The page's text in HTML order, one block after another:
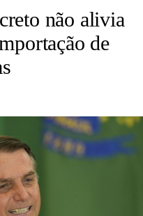
não alivia
de